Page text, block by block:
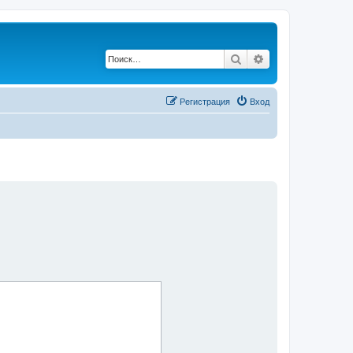
Поиск
Вход
Регистрация